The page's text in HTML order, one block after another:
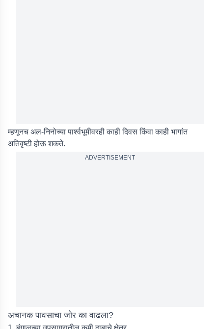
म्हणूनच अल-निनोच्या पार्श्वभूमीवरही काही दिवस किंवा काही भागांत
अतिवृष्टी होऊ शकते.
ADVERTISEMENT
अचानक पावसाचा जोर का वाढला?